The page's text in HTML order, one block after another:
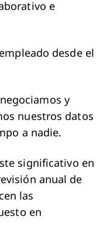
e
desde el
y
nuestros datos
a nadie.
significativo en
anual de
las
en